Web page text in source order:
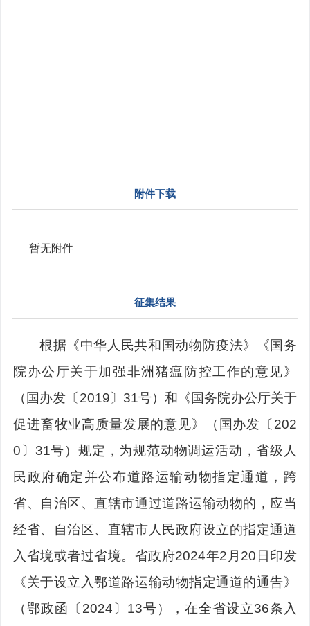
附件下载
暂无附件
征集结果
根据《中华人民共和国动物防疫法》《国务
院办公厅关于加强非洲猪瘟防控工作的意见》
（国办发〔2019〕31号）和《国务院办公厅关于
促进畜牧业高质量发展的意见》（国办发〔202
0〕31号）规定，为规范动物调运活动，省级人
民政府确定并公布道路运输动物指定通道，跨
省、自治区、直辖市通过道路运输动物的，应当
经省、自治区、直辖市人民政府设立的指定通道
入省境或者过省境。省政府2024年2月20日印发
《关于设立入鄂道路运输动物指定通道的通告》
（鄂政函〔2024〕13号），在全省设立36条入